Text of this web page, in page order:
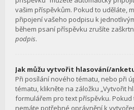
vašim příspěvkům. Pokud to uděláte,
připojení vašeho podpisu k
během psaní příspěvku zrušíte
podpis.
Jak můžu vytvořit hlasování/
Při posílání nového tématu, nebo při
tématu, klikněte na záložku „Vytvořit
formulářem pro text příspěvku.
nemáte potřebné oprávnění k